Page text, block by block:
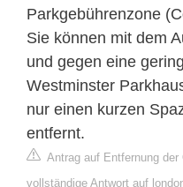
Parkgebührenzone
Sie können mit dem
und gegen eine
Westminster
nur einen kurzen
entfernt.
Antrag auf Entfernung der
vollständige Antwort auf